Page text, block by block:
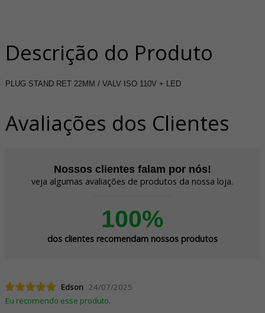
Descrição do Produto
PLUG STAND RET 22MM / VALV ISO 110V + LED
Avaliações dos Clientes
Nossos clientes falam por nós!
veja algumas avaliações de produtos da nossa loja.
100%
dos clientes recomendam nossos produtos
Edson 24/07/2025
Eu recomendo esse produto.